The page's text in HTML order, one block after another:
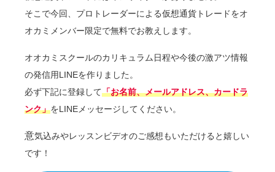
そこで今回、プロトレーダーによる仮想通貨トレードをオ
オカミメンバー限定で無料でお教えします。
オオカミスクールのカリキュラム日程や今後の激アツ情報
の発信用LINEを作りました。
必ず下記に登録して「お名前、メールアドレス、カードラ
ンク」をLINEメッセージしてください。
意気込みやレッスンビデオのご感想もいただけると嬉しい
です！